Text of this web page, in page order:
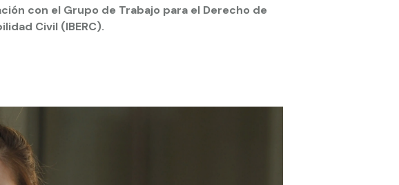
con el Grupo de Trabajo para el Derecho de
Civil (IBERC).